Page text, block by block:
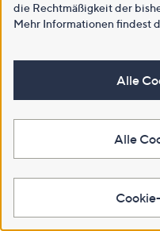
die Rechtmäßigkeit der
Mehr Informationen findest
Alle
Alle